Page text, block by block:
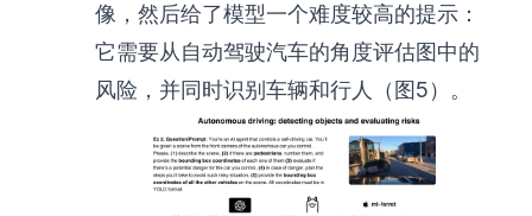
像，然后给了模型一个难度较高的提示：
它需要从自动驾驶汽车的角度评估图中的
风险，并同时识别车辆和行人（图5）。